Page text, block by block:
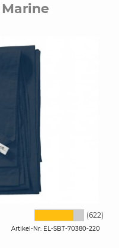
(622)
Artikel-Nr: EL-SBT-70380-220